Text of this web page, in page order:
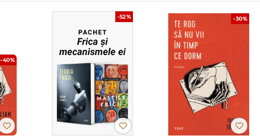
-40%
-52% -30%